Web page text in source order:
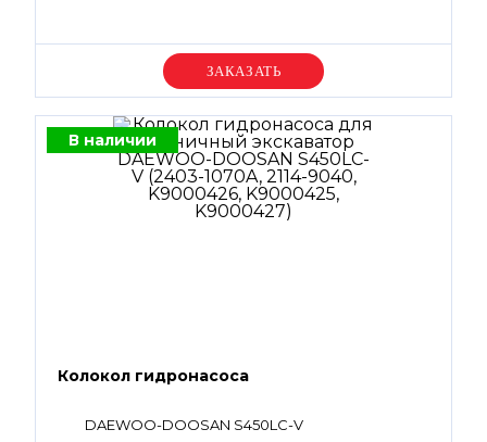
Уточняйте цену
В наличии
Колокол гидронасоса
DAEWOO-DOOSAN S450LC-V